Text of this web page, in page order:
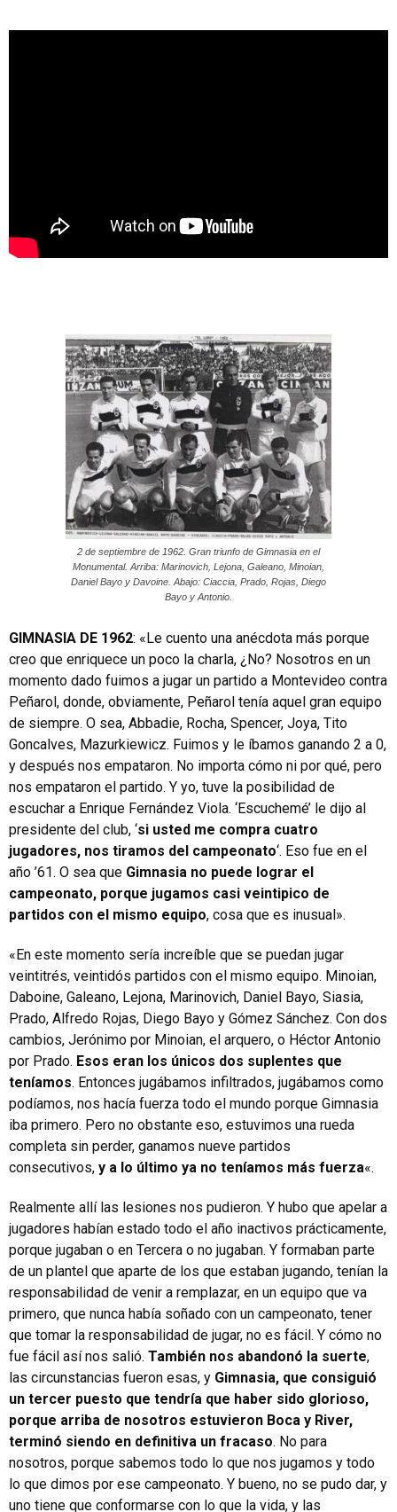
2 de septiembre de 1962. Gran triunfo de Gimnasia en el
Monumental. Arriba: Marinovich, Lejona, Galeano, Minoian,
Daniel Bayo y Davoine. Abajo: Ciaccia, Prado, Rojas, Diego
Bayo y Antonio.
GIMNASIA DE 1962: «Le cuento una anécdota más porque
creo que enriquece un poco la charla, ¿No? Nosotros en un
momento dado fuimos a jugar un partido a Montevideo contra
Peñarol, donde, obviamente, Peñarol tenía aquel gran equipo
de siempre. O sea, Abbadie, Rocha, Spencer, Joya, Tito
Goncalves, Mazurkiewicz. Fuimos y le íbamos ganando 2 a 0,
y después nos empataron. No importa cómo ni por qué, pero
nos empataron el partido. Y yo, tuve la posibilidad de
escuchar a Enrique Fernández Viola. ‘Escuchemé’ le dijo al
presidente del club, ‘si usted me compra cuatro
jugadores, nos tiramos del campeonato‘. Eso fue en el
año ’61. O sea que Gimnasia no puede lograr el
campeonato, porque jugamos casi veintipico de
partidos con el mismo equipo, cosa que es inusual».
«En este momento sería increíble que se puedan jugar
veintitrés, veintidós partidos con el mismo equipo. Minoian,
Daboine, Galeano, Lejona, Marinovich, Daniel Bayo, Siasia,
Prado, Alfredo Rojas, Diego Bayo y Gómez Sánchez. Con dos
cambios, Jerónimo por Minoian, el arquero, o Héctor Antonio
por Prado. Esos eran los únicos dos suplentes que
teníamos. Entonces jugábamos infiltrados, jugábamos como
podíamos, nos hacía fuerza todo el mundo porque Gimnasia
iba primero. Pero no obstante eso, estuvimos una rueda
completa sin perder, ganamos nueve partidos
consecutivos, y a lo último ya no teníamos más fuerza«.
Realmente allí las lesiones nos pudieron. Y hubo que apelar a
jugadores habían estado todo el año inactivos prácticamente,
porque jugaban o en Tercera o no jugaban. Y formaban parte
de un plantel que aparte de los que estaban jugando, tenían la
responsabilidad de venir a remplazar, en un equipo que va
primero, que nunca había soñado con un campeonato, tener
que tomar la responsabilidad de jugar, no es fácil. Y cómo no
fue fácil así nos salió. También nos abandonó la suerte,
las circunstancias fueron esas, y Gimnasia, que consiguió
un tercer puesto que tendría que haber sido glorioso,
porque arriba de nosotros estuvieron Boca y River,
terminó siendo en definitiva un fracaso. No para
nosotros, porque sabemos todo lo que nos jugamos y todo
lo que dimos por ese campeonato. Y bueno, no se pudo dar, y
uno tiene que conformarse con lo que la vida, y las